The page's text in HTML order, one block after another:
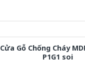
Cửa Gỗ Chống Cháy
P1G1 soi